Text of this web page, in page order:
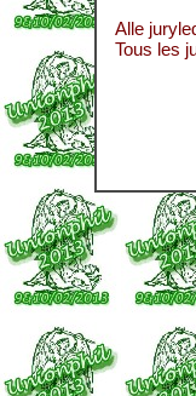
Alle
Tous les